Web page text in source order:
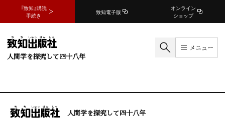
『致知』購読
手続き
致知電子版
オンライン
ショップ
人間学を探究して四十八年
メニュー
人間学を探究して四十八年